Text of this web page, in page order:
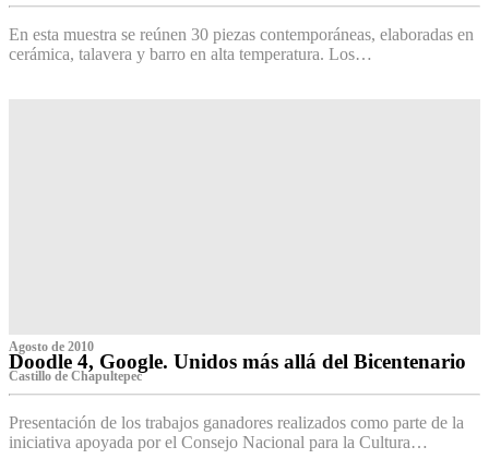
En esta muestra se reúnen 30 piezas contemporáneas, elaboradas en
cerámica, talavera y barro en alta temperatura. Los…
Agosto de 2010
Doodle 4, Google. Unidos más allá del Bicentenario
Castillo de Chapultepec
Presentación de los trabajos ganadores realizados como parte de la
iniciativa apoyada por el Consejo Nacional para la Cultura…